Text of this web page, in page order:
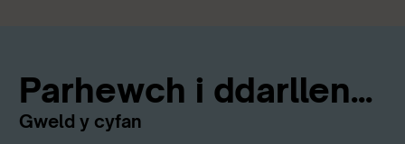
Parhewch i ddarllen...
Gweld y cyfan